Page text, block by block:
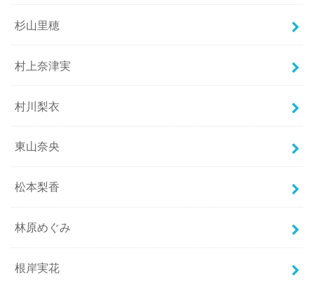
杉山里穂
村上奈津実
村川梨衣
東山奈央
松本梨香
林原めぐみ
根岸実花